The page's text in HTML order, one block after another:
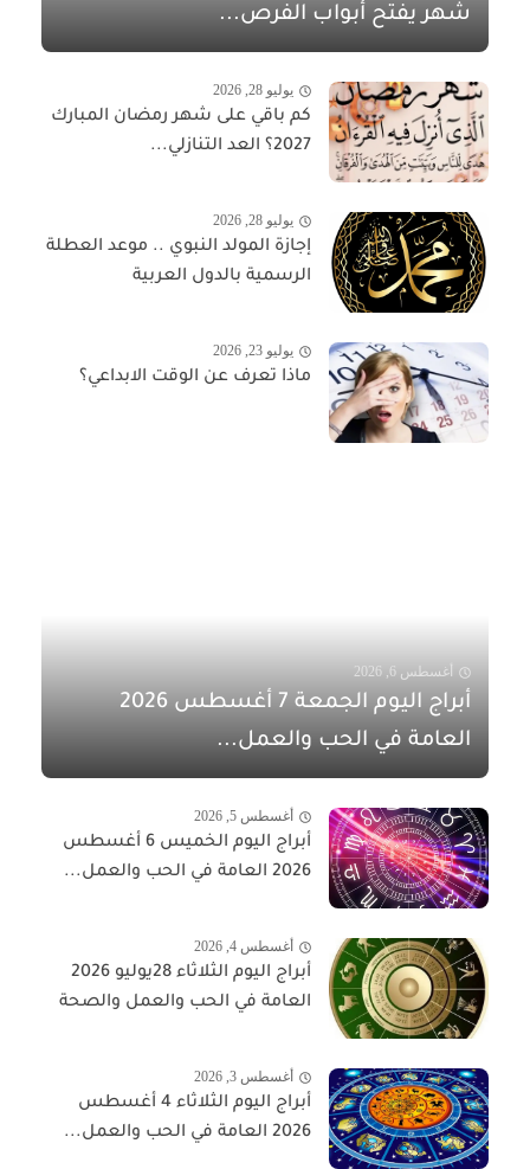
شهر يفتح أبواب الفرص...
يوليو 28, 2026
كم باقي على شهر رمضان المبارك
2027؟ العد التنازلي...
يوليو 28, 2026
إجازة المولد النبوي .. موعد العطلة
الرسمية بالدول العربية
يوليو 23, 2026
ماذا تعرف عن الوقت الابداعي؟
أغسطس 6, 2026
أبراج اليوم الجمعة 7 أغسطس 2026
العامة في الحب والعمل...
أغسطس 5, 2026
أبراج اليوم الخميس 6 أغسطس
2026 العامة في الحب والعمل...
أغسطس 4, 2026
أبراج اليوم الثلاثاء 28يوليو 2026
العامة في الحب والعمل والصحة
أغسطس 3, 2026
أبراج اليوم الثلاثاء 4 أغسطس
2026 العامة في الحب والعمل...